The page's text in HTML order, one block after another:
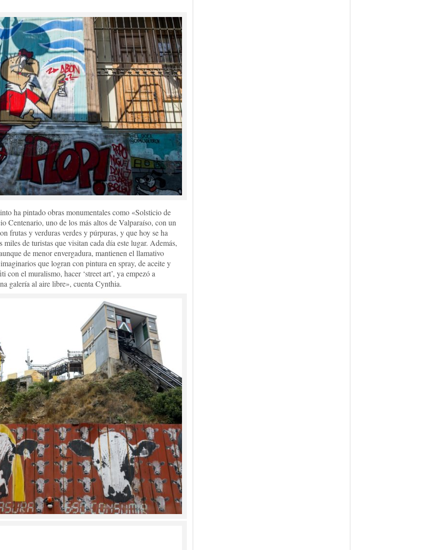
ha pintado obras monumentales como «Solsticio de
Centenario, uno de los más altos de Valparaíso, con un
frutas y verduras verdes y púrpuras, y que hoy se ha
de turistas que visitan cada día este lugar. Además,
de menor envergadura, mantienen el llamativo
que logran con pintura en spray, de aceite y
el muralismo, hacer ‘street art’, ya empezó a
galería al aire libre», cuenta Cynthia.